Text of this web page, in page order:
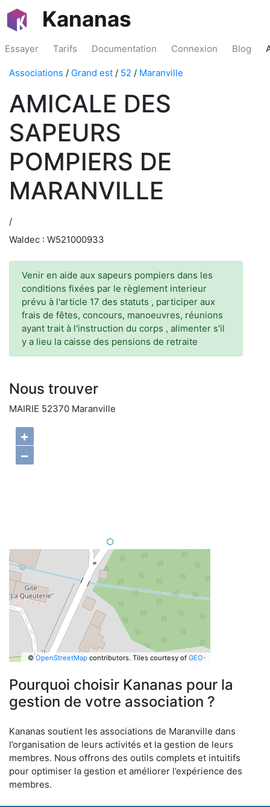
Kananas
Essayer Tarifs Documentation Connexion Blog
Associations / Grand est / 52 / Maranville
AMICALE DES
SAPEURS
POMPIERS DE
MARANVILLE
/
Waldec : W521000933
Venir en aide aux sapeurs pompiers dans les
conditions fixées par le règlement interieur
prévu à l'article 17 des statuts , participer aux
frais de fêtes, concours, manoeuvres, réunions
ayant trait à l'instruction du corps , alimenter s'il
y a lieu la caisse des pensions de retraite
Nous trouver
MAIRIE 52370 Maranville
+
−
©OpenStreetMapcontributors. Tiles courtesy of GEO-
Pourquoi choisir Kananas pour la
gestion de votre association ?
Kananas soutient les associations de Maranville dans
l’organisation de leurs activités et la gestion de leurs
membres. Nous offrons des outils complets et intuitifs
pour optimiser la gestion et améliorer l’expérience des
membres.